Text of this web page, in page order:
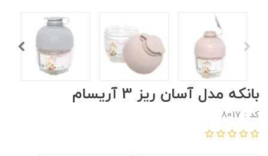
بانکه مدل آسان ریز 3 آریسام
کد : 8017